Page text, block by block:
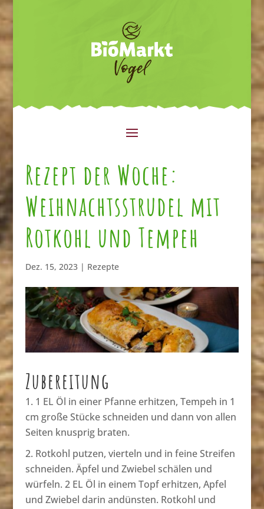
Rezept der Woche:
Weihnachtsstrudel mit
Rotkohl und Tempeh
Dez. 15, 2023| Rezepte
Zubereitung
1 EL Öl in einer Pfanne erhitzen, Tempeh in 1
cm große Stücke schneiden und dann von allen
Seiten knusprig braten.
Rotkohl putzen, vierteln und in feine Streifen
schneiden. Äpfel und Zwiebel schälen und
würfeln. 2 EL Öl in einem Topf erhitzen, Apfel
und Zwiebel darin andünsten. Rotkohl und